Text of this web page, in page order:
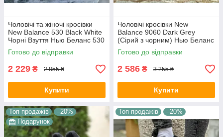
Чоловічі та жіночі кросівки
New Balance 530 Black White
Чорні Взуття Нью Беланс 530
шкіряні сітка весна літо
Готово до відправки
2 229 ₴ 2 855 ₴
Купити
Чоловічі кросівки New
Balance 9060 Dark Grey
(Сірий з чорним) Нью Беланс
9060 замш текстиль
рефлективні демісезон
Готово до відправки
2 586 ₴ 3 255 ₴
Купити
Топ продажів
–20%
Подарунок
Топ продажів –20%